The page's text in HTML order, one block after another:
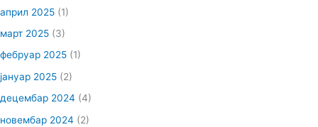
април 2025 (1)
март 2025 (3)
фебруар 2025 (1)
јануар 2025 (2)
децембар 2024 (4)
новембар 2024 (2)